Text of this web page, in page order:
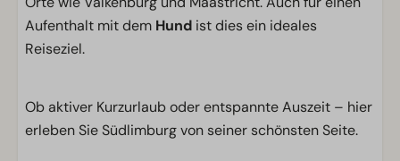
Aufenthalt mit dem Hund ist dies ein ideales
Reiseziel.
Ob aktiver Kurzurlaub oder entspannte Auszeit – hier
erleben Sie Südlimburg von seiner schönsten Seite.